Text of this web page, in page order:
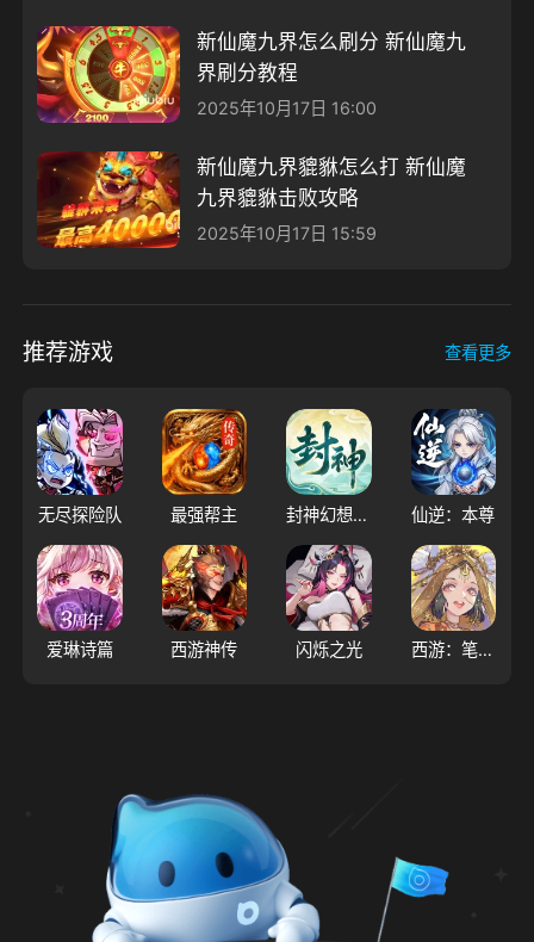
新仙魔九界怎么刷分 新仙魔九
界刷分教程
2025年10月17日 16:00
新仙魔九界貔貅怎么打 新仙魔
九界貔貅击败攻略
2025年10月17日 15:59
推荐游戏 查看更多
无尽探险队 最强帮主 封神幻想世界 仙逆：本尊
爱琳诗篇 西游神传 闪烁之光 西游：笔绘西行